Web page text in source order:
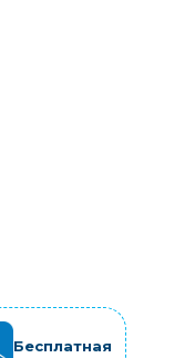
Бесплатная